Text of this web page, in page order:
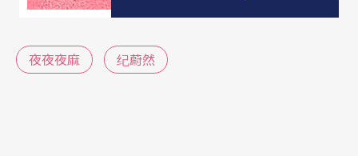
问：台湾剧场界的演出，自创的剧本较少，请问症
挥？除了已知环境的恶劣因素之外，剧场界的人又
夜夜夜麻 纪蔚然